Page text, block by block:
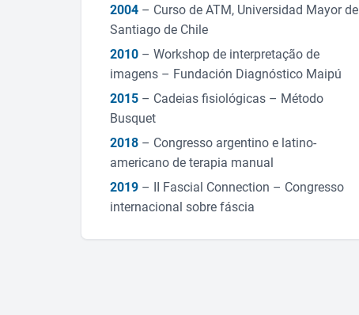
2004– Curso de ATM, Universidad Mayor de
Santiago de Chile
2010– Workshop de interpretação de
imagens – Fundación Diagnóstico Maipú
2015– Cadeias fisiológicas – Método
Busquet
2018– Congresso argentino e latino-
americano de terapia manual
2019– II Fascial Connection – Congresso
internacional sobre fáscia